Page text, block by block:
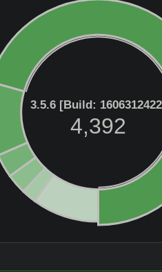
3.5.6 [Build:
4,392